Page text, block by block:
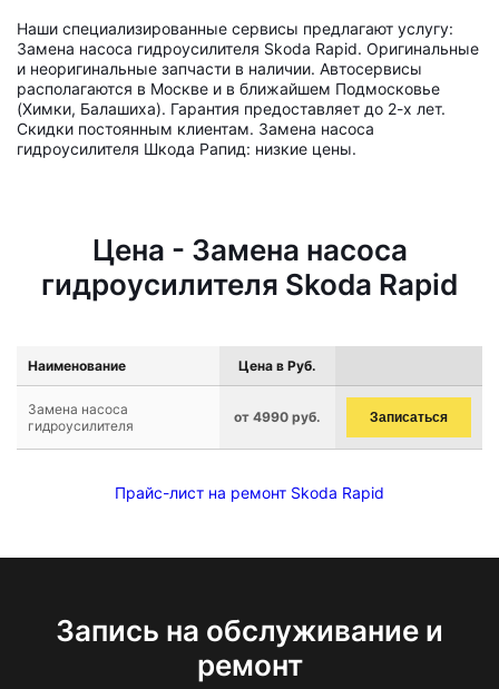
Наши специализированные сервисы предлагают услугу:
Замена насоса гидроусилителя Skoda Rapid. Оригинальные
и неоригинальные запчасти в наличии. Автосервисы
располагаются в Москве и в ближайшем Подмосковье
(Химки, Балашиха). Гарантия предоставляет до 2-х лет.
Скидки постоянным клиентам. Замена насоса
гидроусилителя Шкода Рапид: низкие цены.
Цена - Замена насоса
гидроусилителя Skoda Rapid
Наименование Цена в Руб.
Замена насоса
гидроусилителя
от 4990 руб. Записаться
Прайс-лист на ремонт Skoda Rapid
Запись на обслуживание и
ремонт